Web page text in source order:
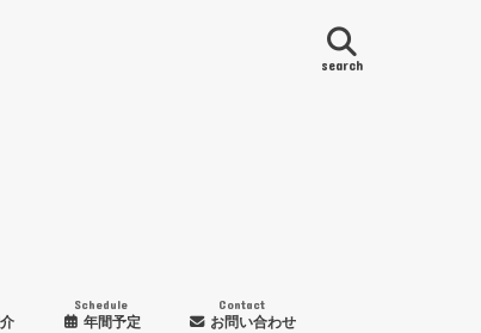
search
Schedule
年間予定
Contact
お問い合わせ